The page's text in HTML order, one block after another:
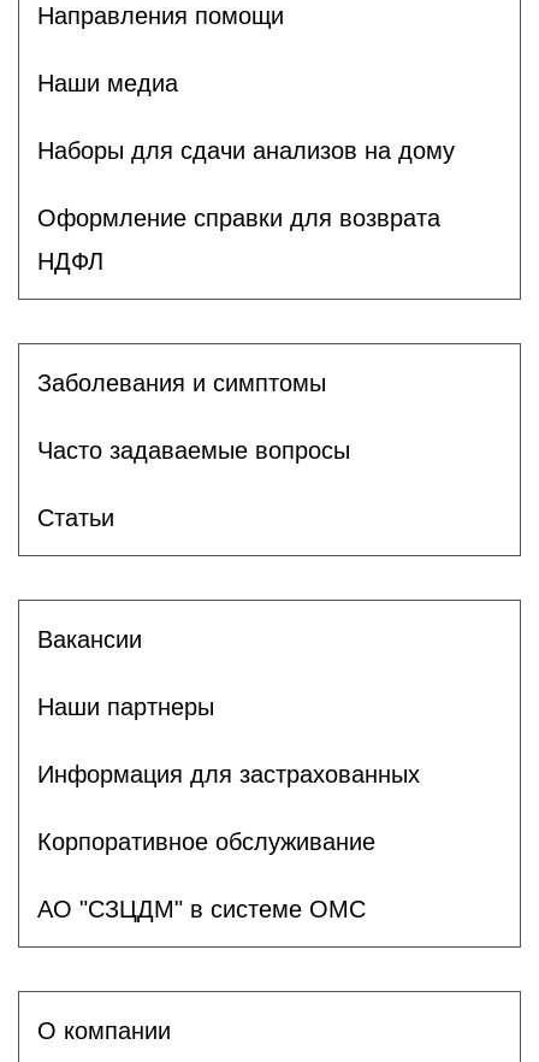
Направления помощи
Наши медиа
Наборы для сдачи анализов на дому
Оформление справки для возврата
НДФЛ
Заболевания и симптомы
Часто задаваемые вопросы
Статьи
Вакансии
Наши партнеры
Информация для застрахованных
Корпоративное обслуживание
АО "СЗЦДМ" в системе ОМС
О компании